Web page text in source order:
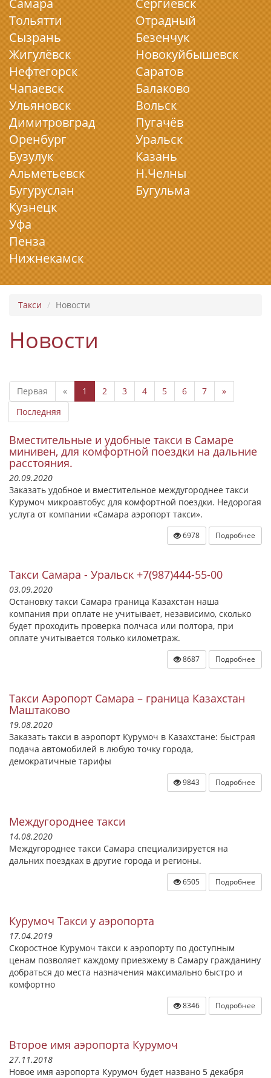
Самара
Тольятти
Сызрань
Жигулёвск
Сергиевск
Отрадный
Безенчук
Новокуйбышевск
Нефтегорск
Чапаевск
Ульяновск
Димитровград
Саратов
Балаково
Вольск
Пугачёв
Оренбург
Бузулук
Альметьевск
Бугуруслан
Уральск
Казань
Н.Челны
Бугульма
Кузнецк
Уфа
Пенза
Нижнекамск
Такси Новости
Новости
Первая « 1 2 3 4 5 6 7
»
Последняя
Вместительные и удобные такси в Самаре
минивен, для комфортной поездки на дальние
расстояния.
20.09.2020
Заказать удобное и вместительное междугороднее такси
Курумоч микроавтобус для комфортной поездки. Недорогая
услуга от компании «Самара аэропорт такси».
6978 Подробнее
Такси Самара - Уральск +7(987)444-55-00
03.09.2020
Остановку такси Самара граница Казахстан наша
компания при оплате не учитывает, независимо, сколько
будет проходить проверка полчаса или полтора, при
оплате учитывается только километраж.
8687 Подробнее
Такси Аэропорт Самара – граница Казахстан
Маштаково
19.08.2020
Заказать такси в аэропорт Курумоч в Казахстане: быстрая
подача автомобилей в любую точку города,
демократичные тарифы
9843 Подробнее
Междугороднее такси
14.08.2020
Междугороднее такси Самара специализируется на
дальних поездках в другие города и регионы.
6505 Подробнее
Курумоч Такси у аэропорта
17.04.2019
Скоростное Курумоч такси к аэропорту по доступным
ценам позволяет каждому приезжему в Самару гражданину
добраться до места назначения максимально быстро и
комфортно
8346 Подробнее
Второе имя аэропорта Курумоч
27.11.2018
Новое имя аэропорта Курумоч будет названо 5 декабря